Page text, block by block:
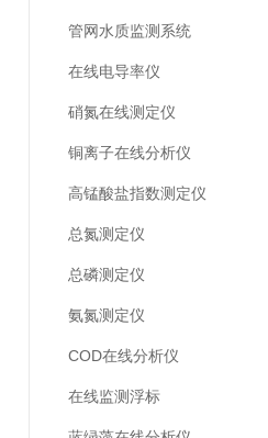
管网水质监测系统
在线电导率仪
硝氮在线测定仪
铜离子在线分析仪
高锰酸盐指数测定仪
总氮测定仪
总磷测定仪
氨氮测定仪
COD在线分析仪
在线监测浮标